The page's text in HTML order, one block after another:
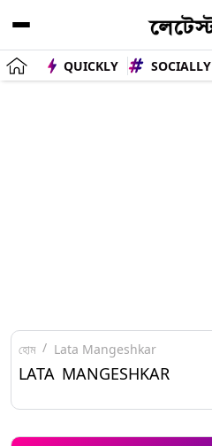
QUICKLY SOCIALLY
হোম Lata Mangeshkar
LATA MANGESHKAR